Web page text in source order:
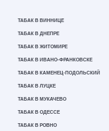
ТАБАК В ВИННИЦЕ
ТАБАК В ДНЕПРЕ
ТАБАК В ЖИТОМИРЕ
ТАБАК В ИВАНО-ФРАНКОВСКЕ
ТАБАК В КАМЕНЕЦ-ПОДОЛЬСКИЙ
ТАБАК В ЛУЦКЕ
ТАБАК В МУКАЧЕВО
ТАБАК В ОДЕССЕ
ТАБАК В РОВНО